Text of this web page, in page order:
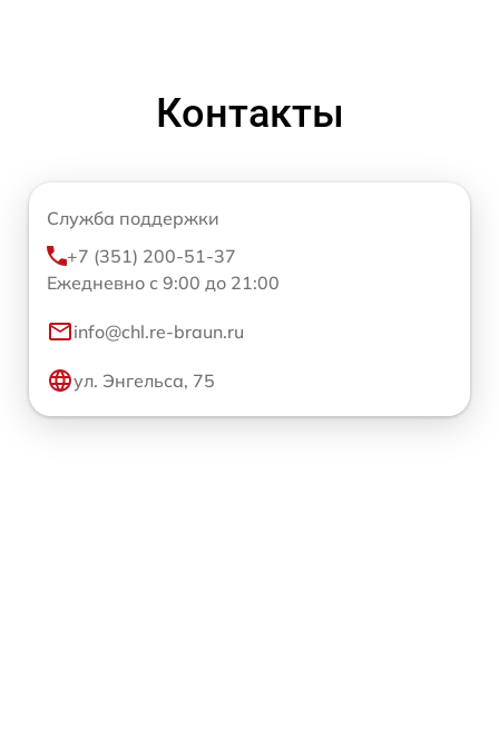
Контакты
Служба поддержки
+7 (351) 200-51-37
Ежедневно с 9:00 до 21:00
info@chl.re-braun.ru
ул. Энгельса, 75